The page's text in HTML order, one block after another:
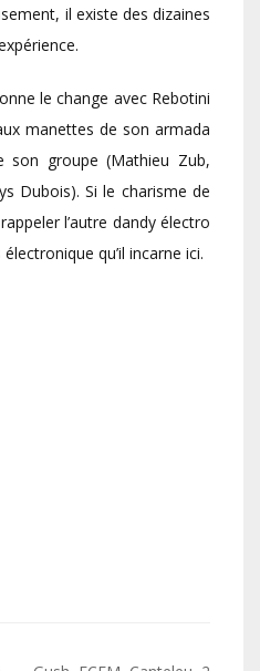
il existe des dizaines
le change avec Rebotini
manettes de son armada
son groupe (Mathieu Zub,
Dubois). Si le charisme de
l’autre dandy électro
qu’il incarne ici.